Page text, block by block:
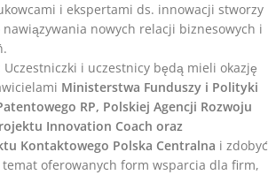
i ekspertami ds. innowacji stworzy
nawiązywania nowych relacji biznesowych i
i uczestnicy będą mieli okazję
Ministerstwa Funduszy i Polityki
RP, Polskiej Agencji Rozwoju
Innovation Coach oraz
Kontaktowego Polska Centralna i zdobyć
oferowanych form wsparcia dla firm,